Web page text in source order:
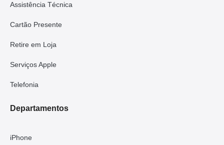
Assistência Técnica
Cartão Presente
Retire em Loja
Serviços Apple
Telefonia
Departamentos
iPhone